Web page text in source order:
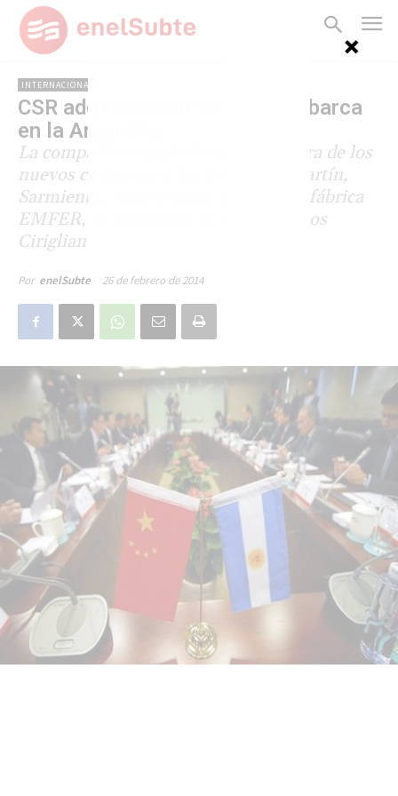
INTERNACIONAL
CSR adquiere EMFER y desembarca
en la Argentina
La compañía estatal china, proveedora de los
nuevos coches para las líneas San Martín,
Sarmiento, Mitre y Roca, adquirió la fábrica
EMFER, de propiedad de los hermanos
Cirigliano.
Por enelSubte 26 de febrero de 2014